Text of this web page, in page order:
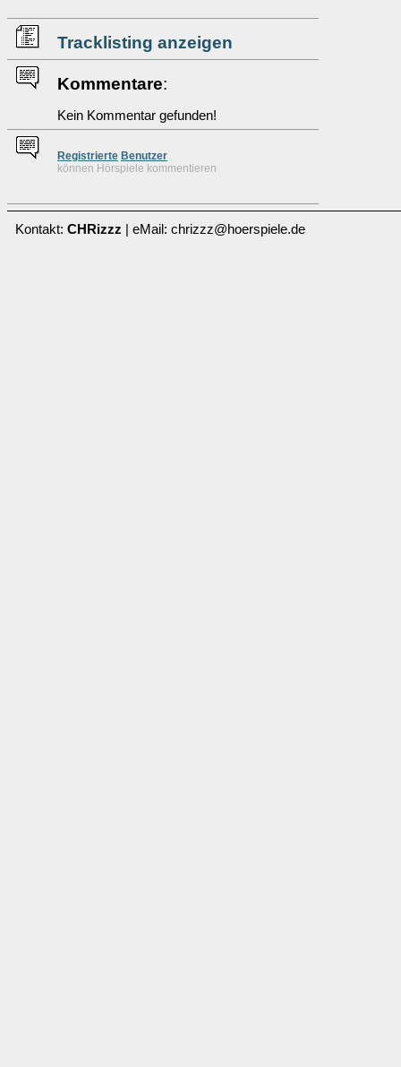
Tracklisting anzeigen
Kommentare:
Kein Kommentar gefunden!
Registrierte Benutzer
können Hörspiele kommentieren
Kontakt: CHRizzz | eMail: chrizzz@hoerspiele.de